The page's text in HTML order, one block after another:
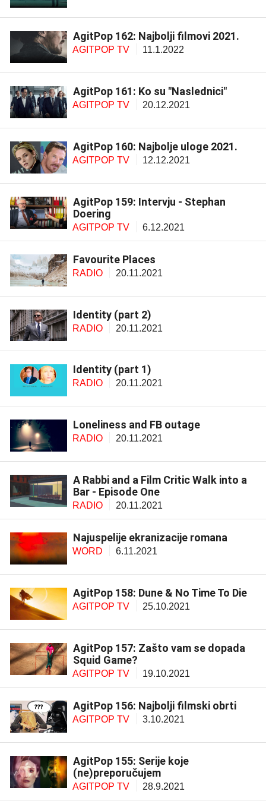
AgitPop 162: Najbolji filmovi 2021.
AGITPOP TV 11.1.2022
AgitPop 161: Ko su "Naslednici"
AGITPOP TV 20.12.2021
AgitPop 160: Najbolje uloge 2021.
AGITPOP TV 12.12.2021
AgitPop 159: Intervju - Stephan
Doering
AGITPOP TV 6.12.2021
Favourite Places
RADIO 20.11.2021
Identity (part 2)
RADIO 20.11.2021
Identity (part 1)
RADIO 20.11.2021
Loneliness and FB outage
RADIO 20.11.2021
A Rabbi and a Film Critic Walk into a
Bar - Episode One
RADIO 20.11.2021
Najuspelije ekranizacije romana
WORD 6.11.2021
AgitPop 158: Dune & No Time To Die
AGITPOP TV 25.10.2021
AgitPop 157: Zašto vam se dopada
Squid Game?
AGITPOP TV 19.10.2021
AgitPop 156: Najbolji filmski obrti
AGITPOP TV 3.10.2021
AgitPop 155: Serije koje
(ne)preporučujem
AGITPOP TV 28.9.2021